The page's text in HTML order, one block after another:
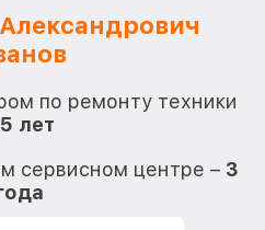
по ремонту техники
5 лет
сервисном центре – 3